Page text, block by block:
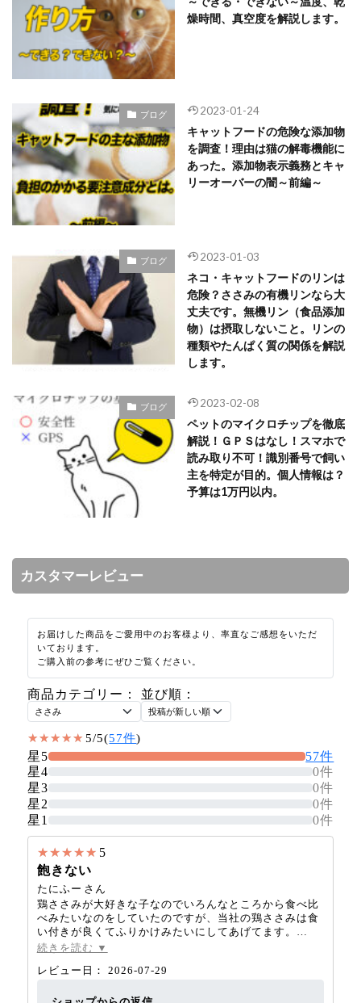
燥時間、真空度を解説します。
ブログ 2023-01-24
キャットフードの危険な添加物
を調査！理由は猫の解毒機能に
あった。添加物表示義務とキャ
リーオーバーの闇～前編～
ブログ 2023-01-03
ネコ・キャットフードのリンは
危険？ささみの有機リンなら大
丈夫です。無機リン（食品添加
物）は摂取しないこと。リンの
種類やたんぱく質の関係を解説
します。
ブログ 2023-02-08
ペットのマイクロチップを徹底
解説！ＧＰＳはなし！スマホで
読み取り不可！識別番号で飼い
主を特定が目的。個人情報は？
予算は1万円以内。
カスタマーレビュー